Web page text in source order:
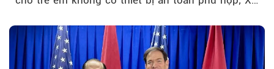
với Bộ Công an… là những chính sách mới có
hiệu lực từ tháng 8/2026.